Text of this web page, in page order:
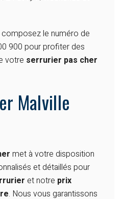
composez le numéro de
900 pour profiter des
votre serrurier pas cher
Malville
met à votre disposition
et détaillés pour
et notre prix
. Nous vous garantissons